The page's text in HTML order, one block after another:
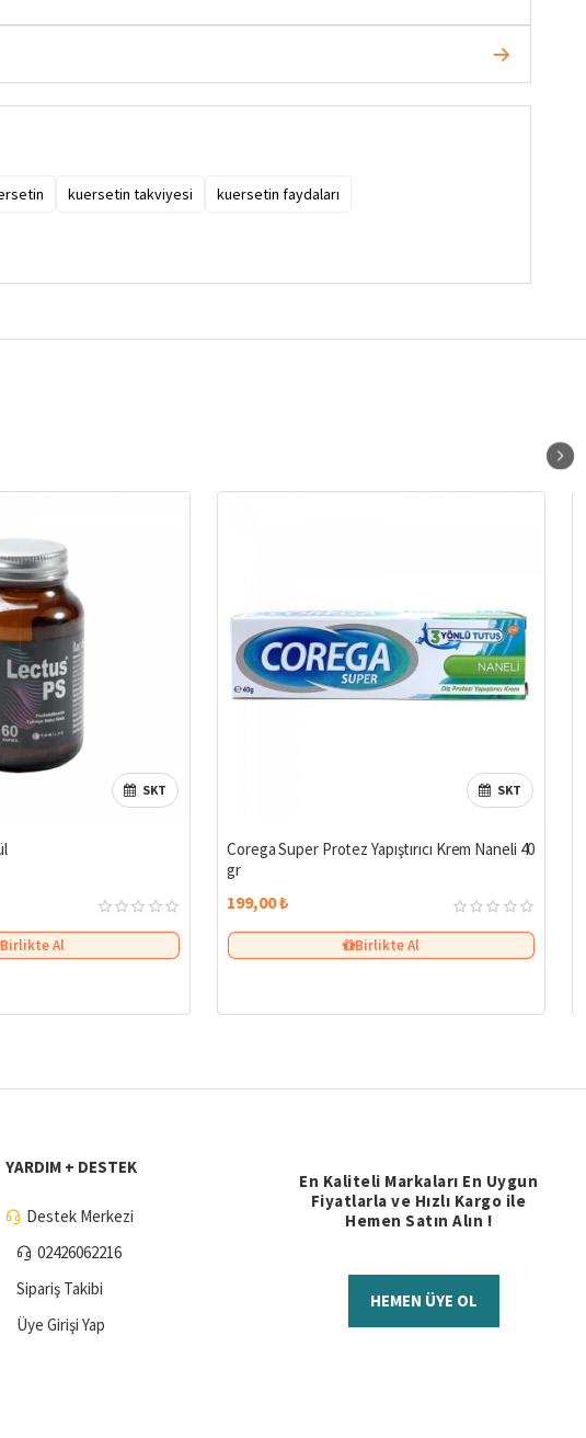
kuersetin takviyesi
kuersetin faydaları
SKT
Birlikte Al
SKT
Corega Super Protez Yapıştırıcı Krem Naneli 40
gr
199,00 ₺
Birlikte Al
YARDIM + DESTEK
Destek Merkezi
02426062216
Sipariş Takibi
Üye Girişi Yap
En Kaliteli Markaları En Uygun
Fiyatlarla ve Hızlı Kargo ile
Hemen Satın Alın !
HEMEN ÜYE OL